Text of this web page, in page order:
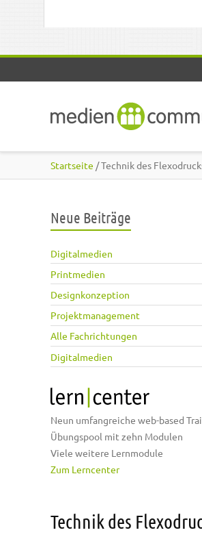
Startseite / Technik des
Neue Beiträge
Digitalmedien
Printmedien
Designkonzeption
Projektmanagement
Alle Fachrichtungen
Digitalmedien
Neun umfangreiche web-based
Übungspool mit zehn Modulen
Viele weitere Lernmodule
Zum Lerncenter
Technik des